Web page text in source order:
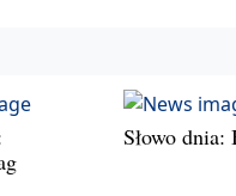
Słowo